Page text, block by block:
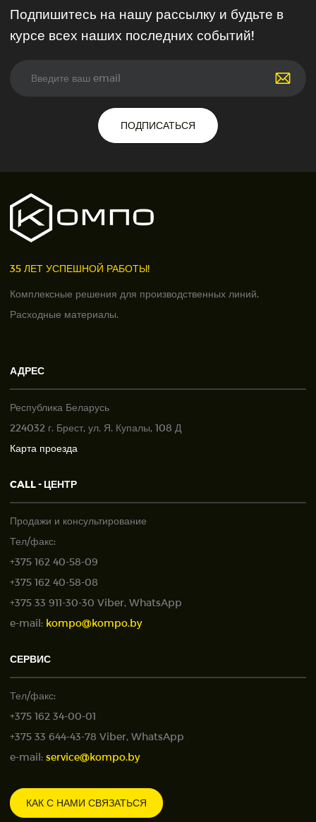
Подпишитесь на нашу рассылку и будьте в
курсе всех наших последних событий!
ПОДПИСАТЬСЯ
35 ЛЕТ УСПЕШНОЙ РАБОТЫ!
Комплексные решения для производственных линий.
Расходные материалы.
АДРЕС
Республика Беларусь
224032 г. Брест, ул. Я. Купалы, 108 Д
Карта проезда
CALL - ЦЕНТР
Продажи и консультирование
Тел/факс:
+375 162 40-58-09
+375 162 40-58-08
+375 33 911-30-30 Viber, WhatsApp
e-mail: kompo@kompo.by
СЕРВИС
Тел/факс:
+375 162 34-00-01
+375 33 644-43-78 Viber, WhatsApp
e-mail: service@kompo.by
КАК С НАМИ СВЯЗАТЬСЯ